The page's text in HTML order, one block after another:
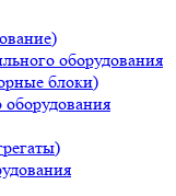
оборудования
блоки)